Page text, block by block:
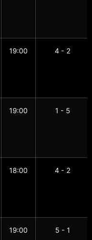
19:00 4 - 2
19:00 1 - 5
18:00 4 - 2
19:00 5 - 1